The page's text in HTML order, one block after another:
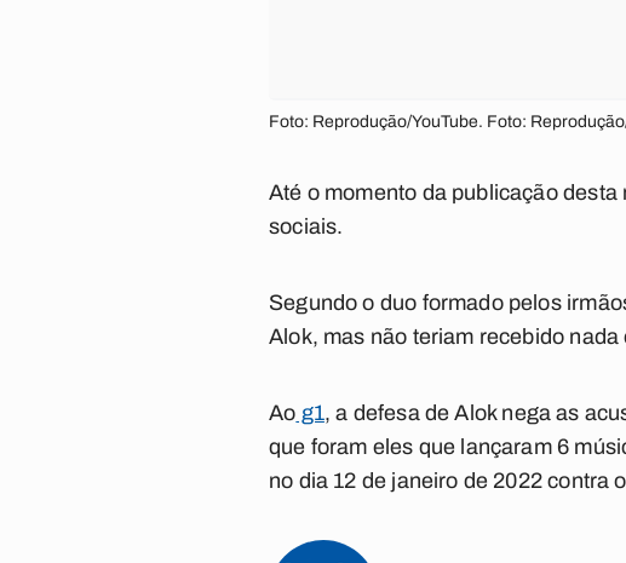
Foto: Reprodução/YouTube. Foto:
Até o momento da publicação
sociais.
Segundo o duo formado pelos
Alok, mas não teriam recebido nada
Ao g1, a defesa de Alok nega as
que foram eles que lançaram 6
no dia 12 de janeiro de 2022 contra